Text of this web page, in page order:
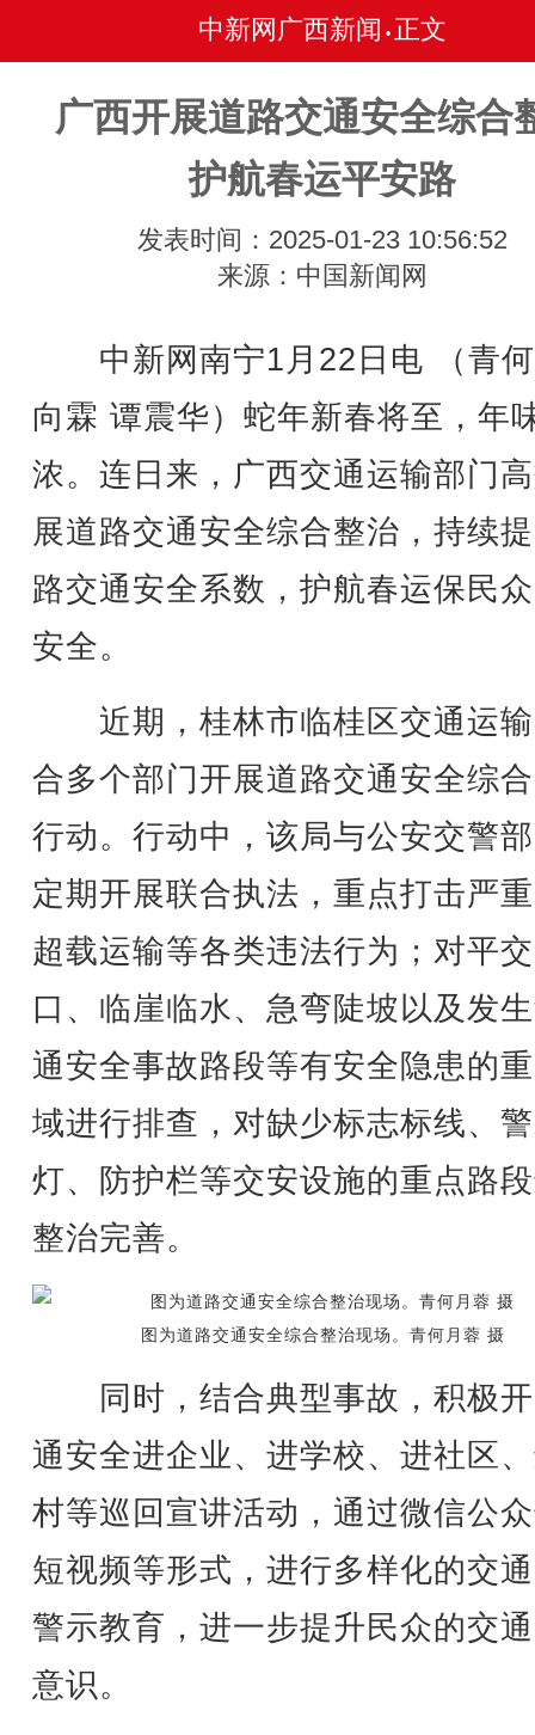
中新网广西新闻 • 正文
广西开展道路交通安全综合
护航春运平安路
发表时间：2025-01-23 10:56:52
来源：中国新闻网
中新网南宁1月22日电 （青
向霖 谭震华）蛇年新春将至，年
浓。连日来，广西交通运输部门
展道路交通安全综合整治，持续
路交通安全系数，护航春运保民
安全。
近期，桂林市临桂区交通运
合多个部门开展道路交通安全综
行动。行动中，该局与公安交警
定期开展联合执法，重点打击严
超载运输等各类违法行为；对平
口、临崖临水、急弯陡坡以及发
通安全事故路段等有安全隐患的
域进行排查，对缺少标志标线、
灯、防护栏等交安设施的重点路
整治完善。
图为道路交通安全综合整治现场。青何月蓉 摄
同时，结合典型事故，积极
通安全进企业、进学校、进社区
村等巡回宣讲活动，通过微信公
短视频等形式，进行多样化的交
警示教育，进一步提升民众的交
意识。